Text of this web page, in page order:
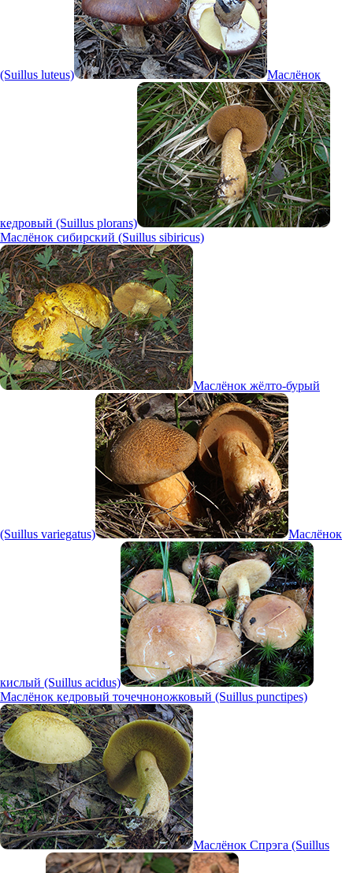
(Suillus luteus) Маслёнок
кедровый (Suillus plorans)
Маслёнок сибирский (Suillus sibiricus)
Маслёнок жёлто-бурый
(Suillus variegatus) Маслёнок
кислый (Suillus acidus)
Маслёнок кедровый точечноножковый (Suillus punctipes)
Маслёнок Спрэга (Suillus